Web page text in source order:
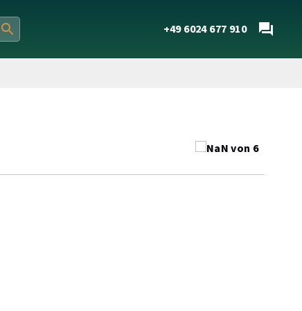
+49 6024 677 910